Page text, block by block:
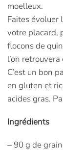
moelleux.
Faites évoluer
votre placard,
flocons de
l’on
C’est un bon
en gluten et
acides gras.
Ingrédients
– 90 g de